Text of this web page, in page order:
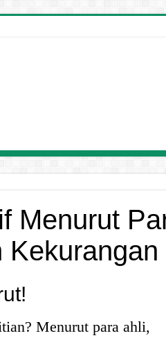
Menurut
Kekurangan
Menurut para ahli,